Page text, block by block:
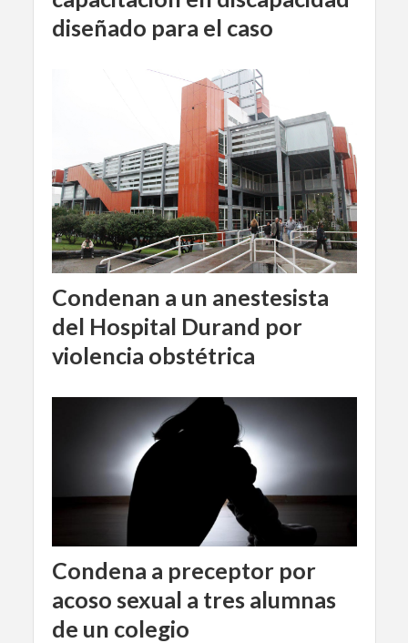
diseñado para el caso
Condenan a un anestesista
del Hospital Durand por
violencia obstétrica
Condena a preceptor por
acoso sexual a tres alumnas
de un colegio